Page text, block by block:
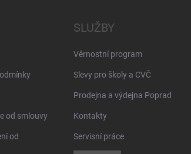
od smlouvy
od
SLUŽBY
Věrnostní program
Slevy pro školy a CVČ
Prodejna a výdejna Poprad
Kontakty
Servisní práce